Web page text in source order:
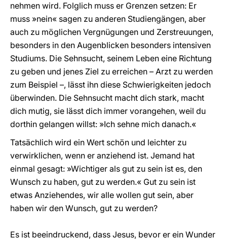
nehmen wird. Folglich muss er Grenzen setzen: Er
muss »nein« sagen zu anderen Studiengängen, aber
auch zu möglichen Vergnügungen und Zerstreuungen,
besonders in den Augenblicken besonders intensiven
Studiums. Die Sehnsucht, seinem Leben eine Richtung
zu geben und jenes Ziel zu erreichen – Arzt zu werden
zum Beispiel –, lässt ihn diese Schwierigkeiten jedoch
überwinden. Die Sehnsucht macht dich stark, macht
dich mutig, sie lässt dich immer vorangehen, weil du
dorthin gelangen willst: »Ich sehne mich danach.«
Tatsächlich wird ein Wert schön und leichter zu
verwirklichen, wenn er anziehend ist. Jemand hat
einmal gesagt: »Wichtiger als gut zu sein ist es, den
Wunsch zu haben, gut zu werden.« Gut zu sein ist
etwas Anziehendes, wir alle wollen gut sein, aber
haben wir den Wunsch, gut zu werden?
Es ist beeindruckend, dass Jesus, bevor er ein Wunder